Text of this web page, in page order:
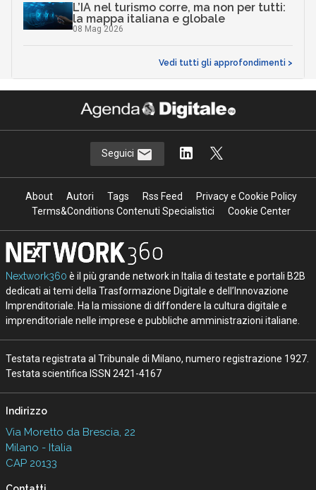
L’IA nel turismo corre, ma non per tutti:
la mappa italiana e globale
08 Mag 2026
Vedi tutti gli approfondimenti >
Seguici
About Autori Tags Rss Feed
Privacy e Cookie Policy
Terms&Conditions Contenuti Specialistici
Cookie Center
Nextwork360 è il più grande network in Italia di testate e portali B2B
dedicati ai temi della Trasformazione Digitale e dell’Innovazione
Imprenditoriale. Ha la missione di diffondere la cultura digitale e
imprenditoriale nelle imprese e pubbliche amministrazioni italiane.
Testata registrata al Tribunale di Milano, numero registrazione 1927.
Testata scientifica ISSN 2421-4167
Indirizzo
Via Moretto da Brescia, 22
Milano - Italia
CAP 20133